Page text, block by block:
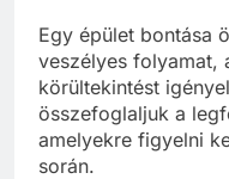
Egy épület bontása
veszélyes folyamat,
körültekintést
összefoglaljuk a
amelyekre figyelni
során.